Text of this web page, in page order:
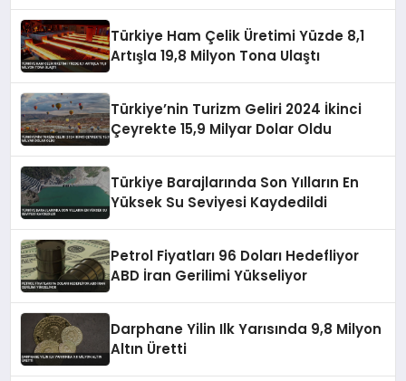
Türkiye Ham Çelik Üretimi Yüzde 8,1
Artışla 19,8 Milyon Tona Ulaştı
Türkiye’nin Turizm Geliri 2024 İkinci
Çeyrekte 15,9 Milyar Dolar Oldu
Türkiye Barajlarında Son Yılların En
Yüksek Su Seviyesi Kaydedildi
Petrol Fiyatları 96 Doları Hedefliyor
ABD İran Gerilimi Yükseliyor
Darphane Yilin Ilk Yarısında 9,8 Milyon
Altın Üretti